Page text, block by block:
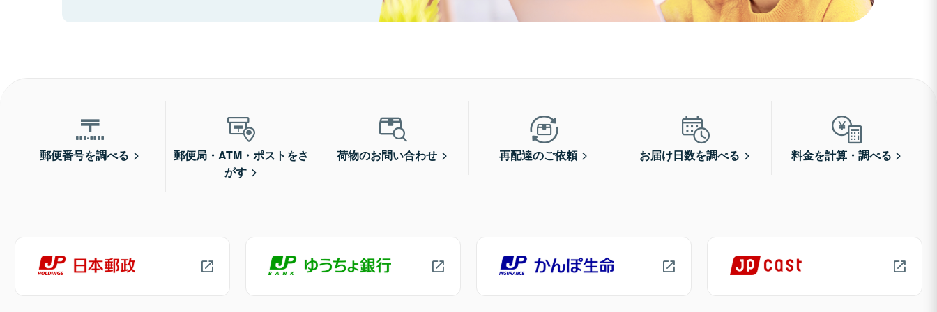
郵便番号を調べる
郵便局・ATM・ポストをさ
がす
荷物のお問い合わせ 再配達のご依頼 お届け日数を調べる 料金を計算・調べる